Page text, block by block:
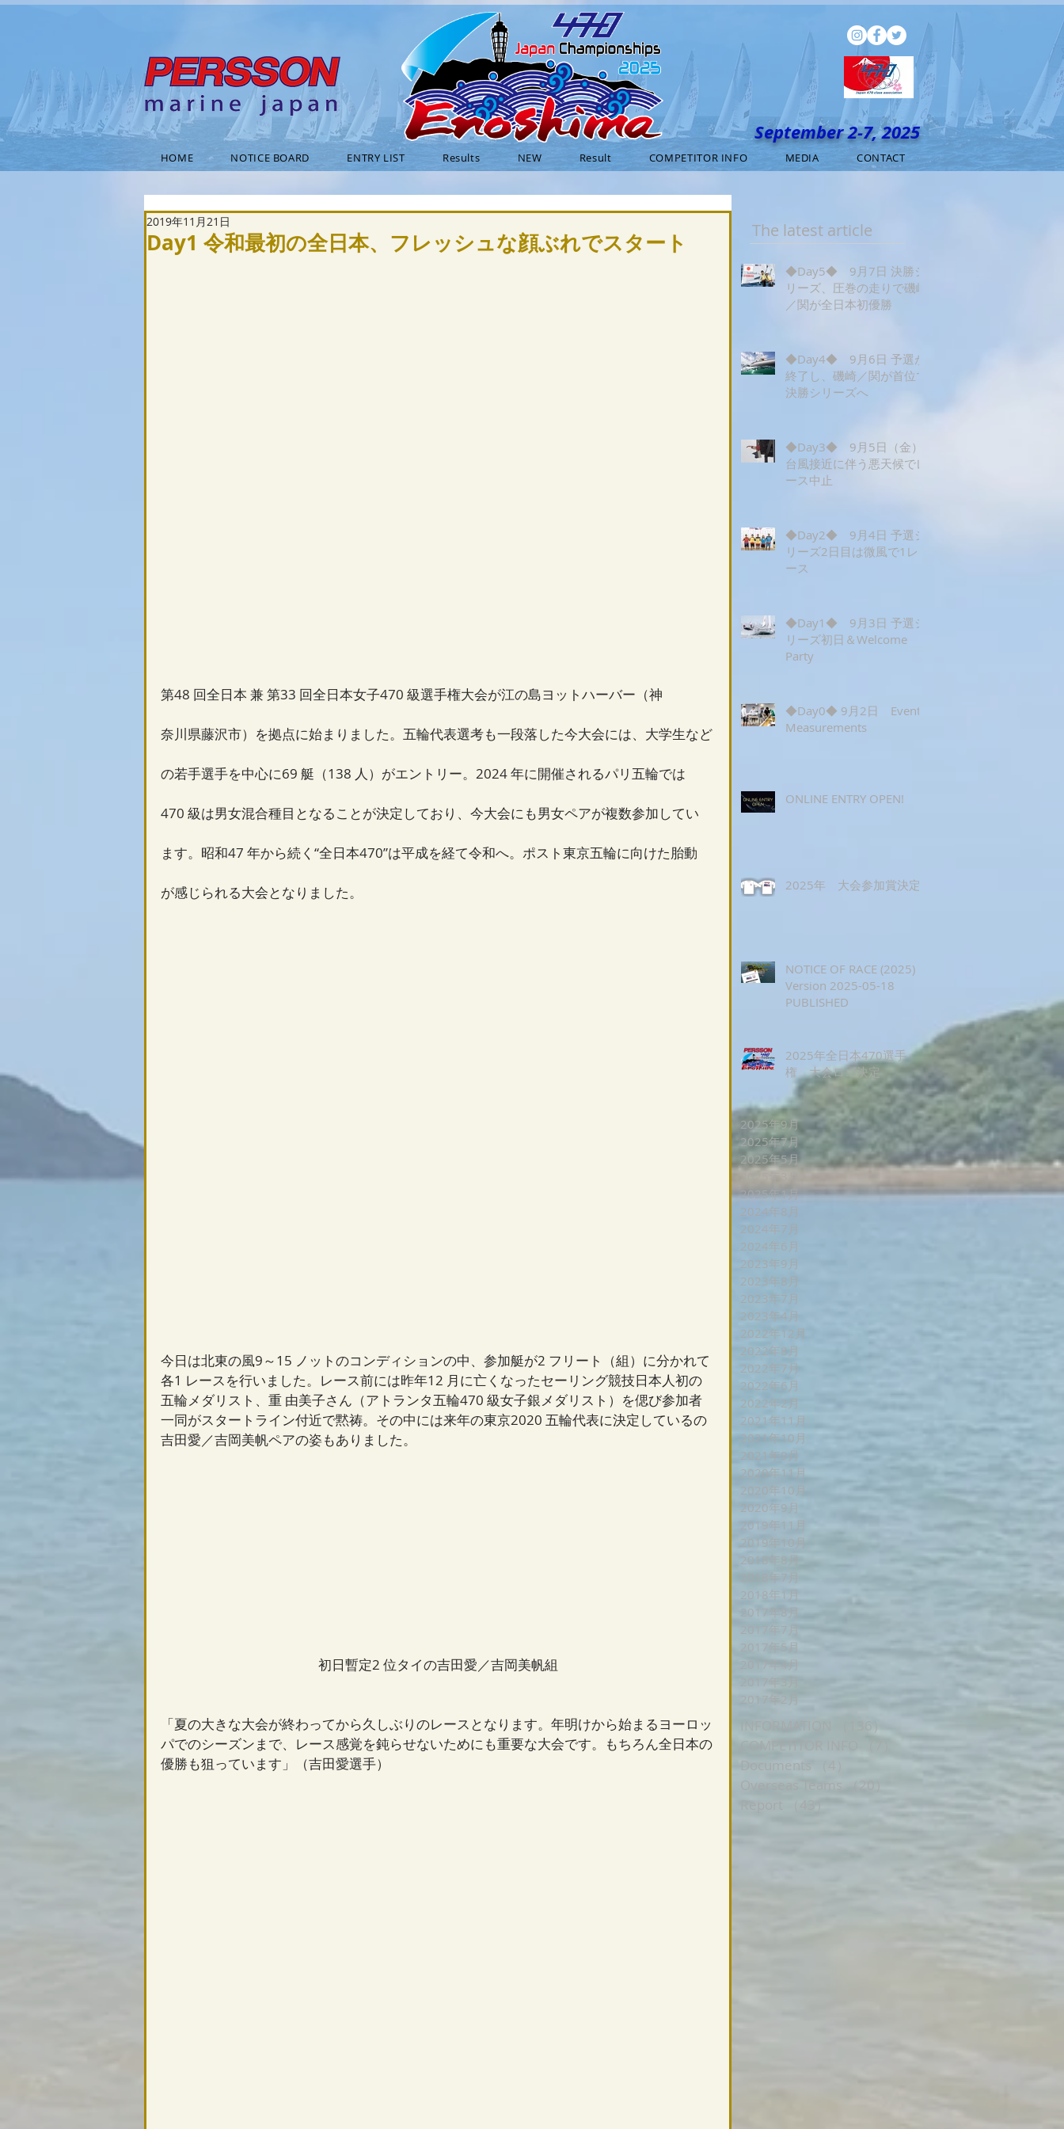
Day1 令和最初の全日本、フレッシュな顔ぶれでスタート
2019年11月21日
第48 回全日本 兼 第33 回全日本女子470 級選手権大会が江の島ヨットハーバー（神
奈川県藤沢市）を拠点に始まりました。五輪代表選考も一段落した今大会には、大学生など
の若手選手を中心に69 艇（138 人）がエントリー。2024 年に開催されるパリ五輪では
470 級は男女混合種目となることが決定しており、今大会にも男女ペアが複数参加してい
ます。昭和47 年から続く“全日本470”は平成を経て令和へ。ポスト東京五輪に向けた胎動
が感じられる大会となりました。
今日は北東の風9～15 ノットのコンディションの中、参加艇が2 フリート（組）に分かれて
各1 レースを行いました。レース前には昨年12 月に亡くなったセーリング競技日本人初の
五輪メダリスト、重 由美子さん（アトランタ五輪470 級女子銀メダリスト）を偲び参加者
一同がスタートライン付近で黙祷。その中には来年の東京2020 五輪代表に決定しているの
吉田愛／吉岡美帆ペアの姿もありました。
初日暫定2 位タイの吉田愛／吉岡美帆組
「夏の大きな大会が終わってから久しぶりのレースとなります。年明けから始まるヨーロッ
パでのシーズンまで、レース感覚を鈍らせないためにも重要な大会です。もちろん全日本の
優勝も狙っています」（吉田愛選手）
The latest article
◆Day5◆ 9月7日 決勝シ
リーズ、圧巻の走りで磯崎
／関が全日本初優勝
◆Day4◆ 9月6日 予選が
終了し、磯崎／関が首位で
決勝シリーズへ
◆Day3◆ 9月5日（金）
台風接近に伴う悪天候でレ
ース中止
◆Day2◆ 9月4日 予選シ
リーズ2日目は微風で1レ
ース
◆Day1◆ 9月3日 予選シ
リーズ初日＆Welcome
Party
◆Day0◆ 9月2日 Event
Measurements
ONLINE ENTRY OPEN!
2025年 大会参加賞決定
NOTICE OF RACE (2025)
Version 2025-05-18
PUBLISHED
2025年全日本470選手
権 大会ロゴ決定
2025年9月
2025年7月
2025年5月
2025年1月
2024年8月
2024年7月
2024年6月
2023年9月
2023年8月
2023年7月
2023年4月
2022年12月
2022年8月
2022年7月
2022年6月
2022年2月
2021年11月
2021年10月
2021年9月
2020年11月
2020年10月
2020年9月
2019年11月
2019年10月
2018年8月
2018年7月
2018年1月
2017年8月
2017年7月
2017年5月
2017年4月
2017年3月
2017年2月
COMPETITOR INFO
Documents
Overseas Teams
（20）
Report
September 2-7, 2025
HOME NOTICE BOARD ENTRY LIST Results NEW Result COMPETITOR INFO MEDIA CONTACT